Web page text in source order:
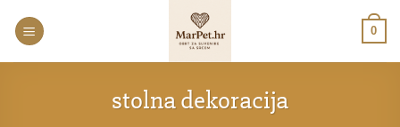
0
stolna dekoracija